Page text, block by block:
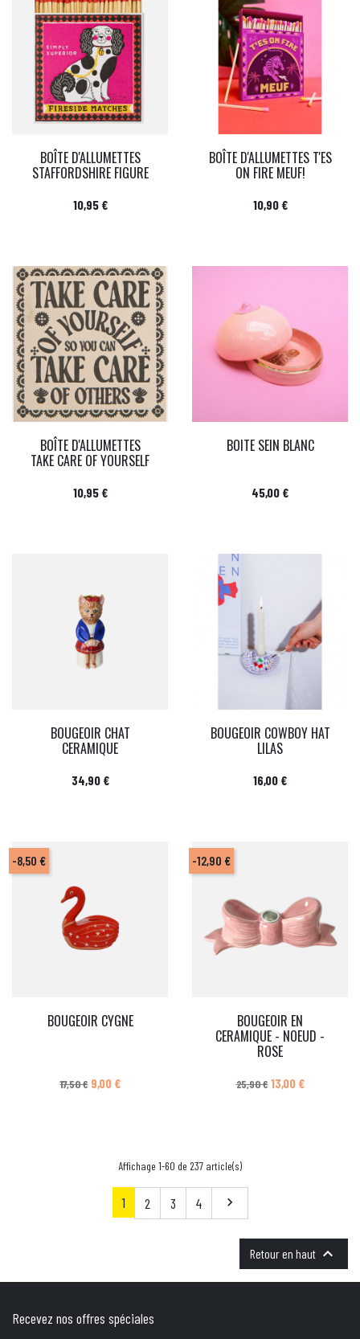
BOÎTE D'ALLUMETTES
STAFFORDSHIRE FIGURE
Prix
10,95 €
BOÎTE D'ALLUMETTES T'ES
ON FIRE MEUF!
Prix
10,90 €
BOÎTE D'ALLUMETTES
TAKE CARE OF YOURSELF
Prix
10,95 €
BOITE SEIN BLANC
Prix
45,00 €
BOUGEOIR CHAT
CERAMIQUE
Prix
34,90 €
BOUGEOIR COWBOY HAT
LILAS
Prix
16,00 €
BOUGEOIR CYGNE
Prix de base
17,50 € Prix
9,00 €
-8,50 €
BOUGEOIR EN
CERAMIQUE - NOEUD -
ROSE
Prix de base
25,90 € Prix
13,00 €
-12,90 €
Affichage 1-60 de 237 article(s)
1 2 3 4 Suivant

Retour en haut 
Recevez nos offres spéciales